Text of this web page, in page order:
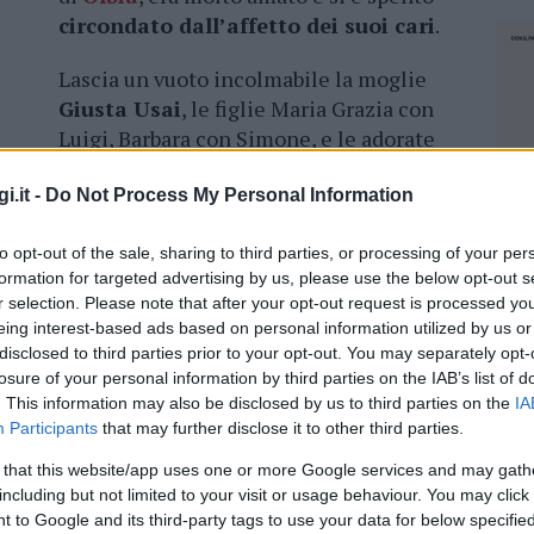
- Do Not Process My Personal Information
opt-out of the sale, sharing to third parties, or processing of your
for targeted advertising by us, please use the below opt-out
selection. Please note that after your opt-out request is processed
interest-based ads based on personal information utilized by us
to third parties prior to your opt-out. You may separately
of your personal information by third parties on the IAB’s list of
This information may also be disclosed by us to third parties on the
Participants that may further disclose it to other third parties.
that this website/app uses one or more Google services and may
but not limited to your visit or usage behaviour. You may
to Google and its third-party tags to use your data for below
circondato dall’affetto dei suoi cari.
Lascia un vuoto incolmabile la moglie
Giusta Usai, le figlie Maria Grazia con
Luigi, Barbara con Simone, e le adorate
Efisio, Elena e Elisa. Il dolore per la sua
Maria Antonia con Paolino, dai fratelli
dai cognati Anna Maria, Giovanna,
nipoti e daiparenti tutti.
maggio alle ore 10 nella chiesa dellaSacra
Mater di Olbia. Dopo la celebrazione
verso il cimitero di via Roma, dove ilcaro
viaggio.